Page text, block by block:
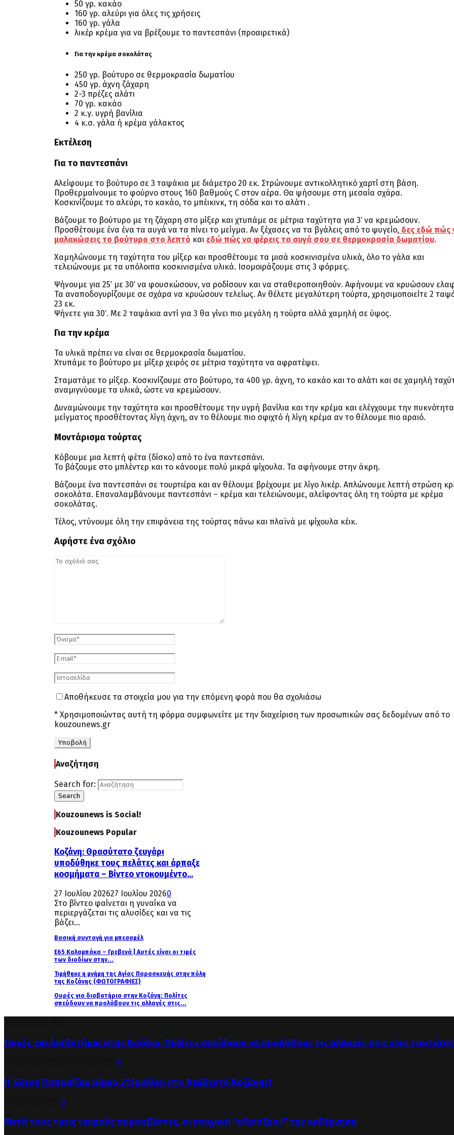
50 γρ. κακάο
160 γρ. αλεύρι για όλες τις χρήσεις
160 γρ. γάλα
λικέρ κρέμα για να βρέξουμε το παντεσπάνι (προαιρετικά)
Για την κρέμα σοκολάτας
250 γρ. βούτυρο σε θερμοκρασία δωματίου
450 γρ. άχνη ζάχαρη
2-3 πρέζες αλάτι
70 γρ. κακάο
2 κ.γ. υγρή βανίλια
4 κ.σ. γάλα ή κρέμα γάλακτος
Εκτέλεση
Για το παντεσπάνι
Αλείφουμε το βούτυρο σε 3 ταψάκια με διάμετρο 20 εκ. Στρώνουμε αντικολλητικό χαρτί στη βάση.
Προθερμαίνουμε το φούρνο στους 160 βαθμούς C στον αέρα. Θα ψήσουμε στη μεσαία σχάρα.
Κοσκινίζουμε το αλεύρι, το κακάο, το μπέικινκ, τη σόδα και το αλάτι .
Βάζουμε το βούτυρο με τη ζάχαρη στο μίξερ και χτυπάμε σε μέτρια ταχύτητα για 3′ να κρεμώσουν.
Προσθέτουμε ένα ένα τα αυγά να τα πίνει το μείγμα. Αν ξέχασες να τα βγάλεις από το ψυγείο, δες εδώ πώς
μαλακώσεις το βούτυρο στο λεπτό και εδώ πώς να φέρεις τα αυγά σου σε θερμοκρασία δωματίου.
Χαμηλώνουμε τη ταχύτητα του μίξερ και προσθέτουμε τα μισά κοσκινισμένα υλικά, όλο το γάλα και
τελειώνουμε με τα υπόλοιπα κοσκινισμένα υλικά. Ισομοιράζουμε στις 3 φόρμες.
Ψήνουμε για 25′ με 30′ να φουσκώσουν, να ροδίσουν και να σταθεροποιηθούν. Αφήνουμε να κρυώσουν
Τα αναποδογυρίζουμε σε σχάρα να κρυώσουν τελείως. Αν θέλετε μεγαλύτερη τούρτα, χρησιμοποιείτε 2
23 εκ.
Ψήνετε για 30′. Με 2 ταψάκια αντί για 3 θα γίνει πιο μεγάλη η τούρτα αλλά χαμηλή σε ύψος.
Για την κρέμα
Τα υλικά πρέπει να είναι σε θερμοκρασία δωματίου.
Χτυπάμε το βούτυρο με μίξερ χειρός σε μέτρια ταχύτητα να αφρατέψει.
Σταματάμε το μίξερ. Κοσκινίζουμε στο βούτυρο, τα 400 γρ. άχνη, το κακάο και το αλάτι και σε χαμηλή
αναμιγνύουμε τα υλικά, ώστε να κρεμώσουν.
Δυναμώνουμε την ταχύτητα και προσθέτουμε την υγρή βανίλια και την κρέμα και ελέγχουμε την
μείγματος προσθέτοντας λίγη άχνη, αν το θέλουμε πιο σφιχτό ή λίγη κρέμα αν το θέλουμε πιο αραιό.
Μοντάρισμα τούρτας
Κόβουμε μια λεπτή φέτα (δίσκο) από το ένα παντεσπάνι.
Το βάζουμε στο μπλέντερ και το κάνουμε πολύ μικρά ψίχουλα. Τα αφήνουμε στην άκρη.
Βάζουμε ένα παντεσπάνι σε τουρτιέρα και αν θέλουμε βρέχουμε με λίγο λικέρ. Απλώνουμε λεπτή στρώση
σοκολάτα. Επαναλαμβάνουμε παντεσπάνι – κρέμα και τελειώνουμε, αλείφοντας όλη τη τούρτα με κρέμα
σοκολάτας.
Τέλος, ντύνουμε όλη την επιφάνεια της τούρτας πάνω και πλαϊνά με ψίχουλα κέικ.
Αφήστε ένα σχόλιο
Αποθήκευσε τα στοιχεία μου για την επόμενη φορά που θα σχολιάσω
* Χρησιμοποιώντας αυτή τη φόρμα συμφωνείτε με την διαχείριση των προσωπικών σας δεδομένων από το
kouzounews.gr
Αναζήτηση
Search for:
Search
Kouzounews is Social!
Kouzounews Popular
Κοζάνη: Θρασύτατο ζευγάρι
υποδύθηκε τους πελάτες και άρπαξε
κοσμήματα – Βίντεο ντοκουμέντο...
27 Ιουλίου 202627 Ιουλίου 20260
Στο βίντεο φαίνεται η γυναίκα να
περιεργάζεται τις αλυσίδες και να τις
βάζει...
Βασική συνταγή για μπεσαμέλ
Ε65 Καλαμπάκα – Γρεβενά | Αυτές είναι οι τιμές
των διοδίων στην...
Τιμήθηκε η μνήμη της Αγίας Παρασκευής στην πόλη
της Κοζάνης (ΦΩΤΟΓΡΑΦΙΕΣ)
Ουρές για διαβατήρια στην Κοζάνη: Πολίτες
σπεύδουν να προλάβουν τις αλλαγές στις...
Ουρές για διαβατήρια στην Κοζάνη: Πολίτες σπεύδουν να προλάβουν τις αλλαγές στις νέες
0
Η Έλενα Παπαρίζου αύριο 31 Ιουλίου στο Βελβεντό Κοζάνης!
0
Μετά τους τρεις νεκρούς πυροσβέστες, οι εποχικοί “αδειάζουν” την κυβέρνηση